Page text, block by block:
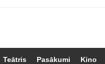
Teātris Pasākumi Kino